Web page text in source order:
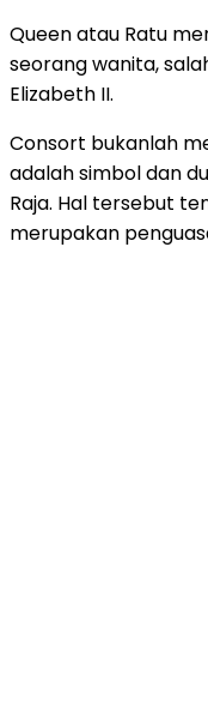
Queen atau Ratu
seorang wanita,
Elizabeth II.
Consort bukanlah
adalah simbol dan
Raja. Hal tersebut
merupakan